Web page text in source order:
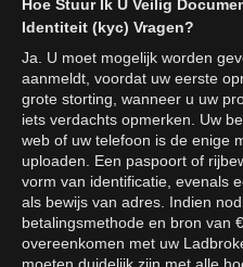
Hoe Stuur Ik U Veilig
Identiteit (kyc) Vragen?
Ja. U moet mogelijk worden
aanmeldt, voordat uw eerste
grote storting, wanneer u uw
iets verdachts opmerken. Uw
web of uw telefoon is de enige
uploaden. Een paspoort of
vorm van identificatie, evenals
als bewijs van adres. Indien
betalingsmethode en bron van
overeenkomen met uw